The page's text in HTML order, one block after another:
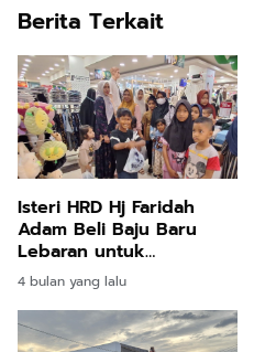
Berita Terkait
Isteri HRD Hj Faridah
Adam Beli Baju Baru
Lebaran untuk
Pengungsi Banjir di
Bireuen
4 bulan yang lalu